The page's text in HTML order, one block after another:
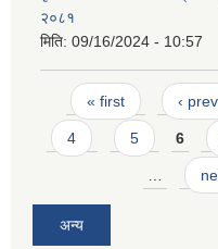
२०८१
मिति: 09/16/2024 - 10:57
Pages
« first ‹
4 5 6
अन्य